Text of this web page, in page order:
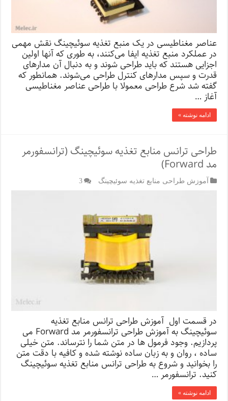
عناصر مغناطیسی در یک منبع تغذیه سوئیچینگ نقش مهمی
در عملکرد منبع تغذیه ایفا می‌کنند، به طوری که آنها اولین
اجزایی هستند که باید طراحی شوند و به دنبال آن مدارهای
قدرت و سپس مدارهای کنترل طراحی می‌شوند. همانطور که
گفته شد شرع طراحی معمولا با طراحی عناصر مغناطیسی
آغاز …
ادامه نوشته »
طراحی ترانس منابع تغذیه سوئیچینگ (ترانسفورمر
مد Forward)
آموزش طراحی منابع تغذیه سوئیچینگ 3
در قسمت اول آموزش طراحی ترانس منابع تغذیه
سوئیچینگ به آموزش طراحی ترانسفورمر مد Forward می
پردازیم. وجود فرمول ها در متن شما را نترساند. متن خیلی
ساده ، روان و به زبان ساده نوشته شده و کافیه با دقت متن
را بخوانید و شروع به طراحی ترانس منابع تغذیه سوئیچینگ
کنید. ترانسفورمر …
ادامه نوشته »